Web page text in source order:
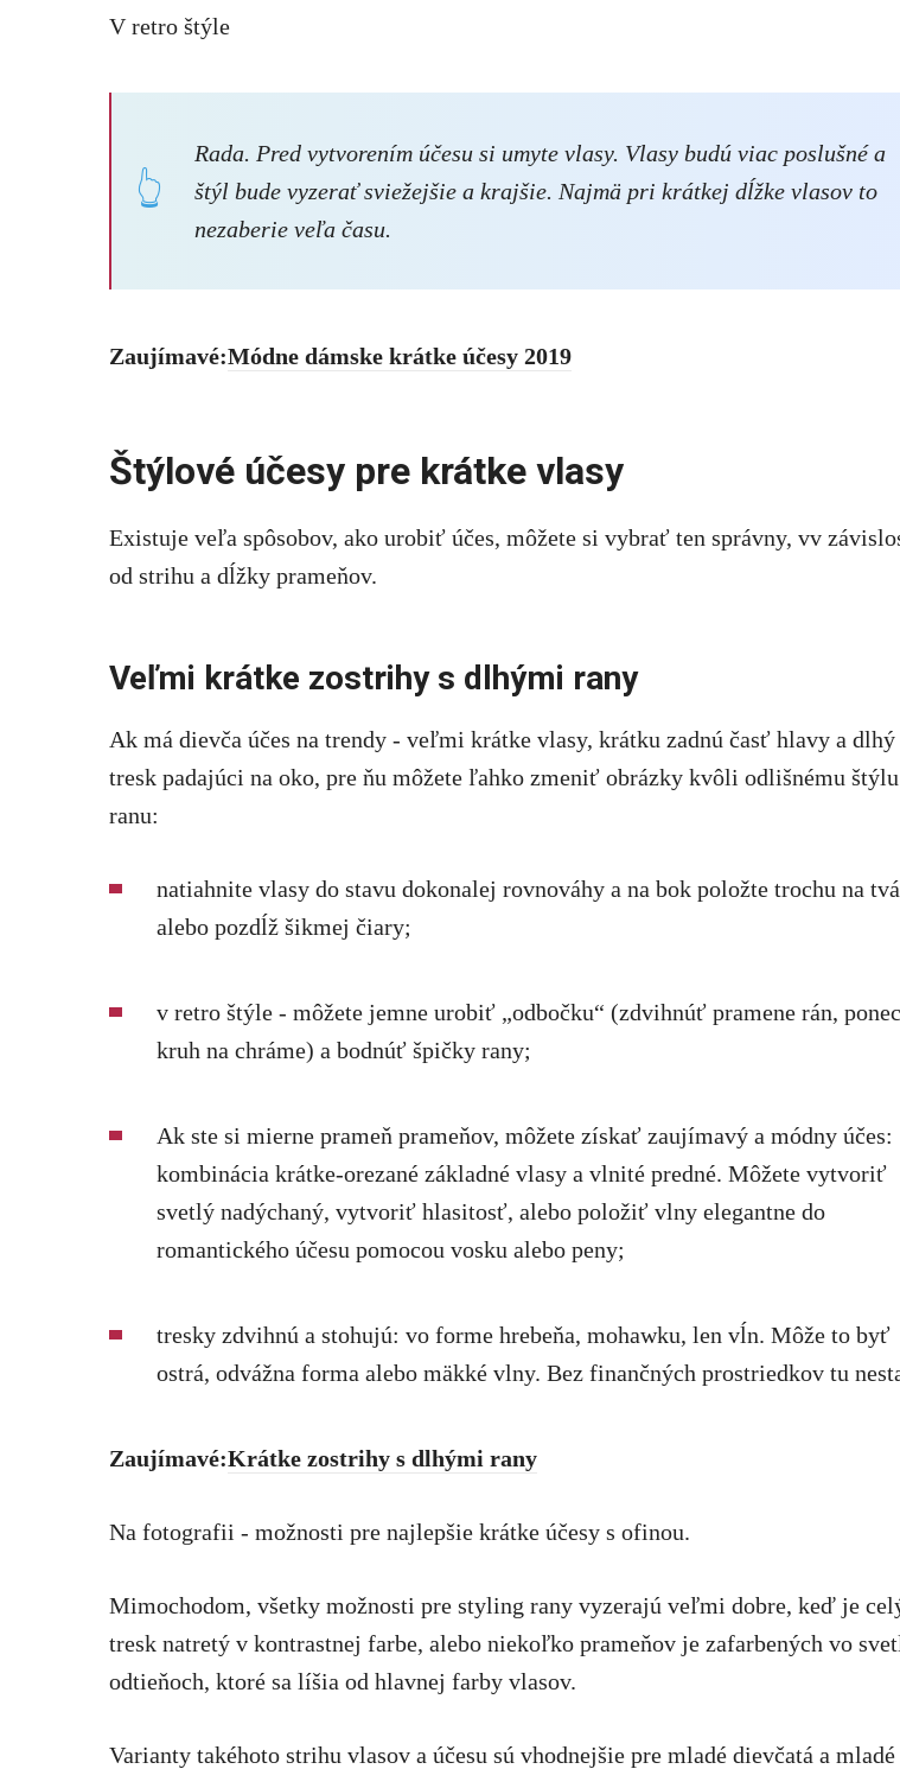
V retro štýle
Rada. Pred vytvorením účesu si umyte vlasy. Vlasy budú viac poslušné a
štýl bude vyzerať sviežejšie a krajšie. Najmä pri krátkej dĺžke vlasov to
nezaberie veľa času.
Zaujímavé:Módne dámske krátke účesy 2019
Štýlové účesy pre krátke vlasy
Existuje veľa spôsobov, ako urobiť účes, môžete si vybrať ten správny, vv
od strihu a dĺžky prameňov.
Veľmi krátke zostrihy s dlhými rany
Ak má dievča účes na trendy - veľmi krátke vlasy, krátku zadnú časť hlavy a dlhý
tresk padajúci na oko, pre ňu môžete ľahko zmeniť obrázky kvôli odlišnému štýlu
ranu:
natiahnite vlasy do stavu dokonalej rovnováhy a na bok položte trochu na
alebo pozdĺž šikmej čiary;
v retro štýle - môžete jemne urobiť „odbočku“ (zdvihnúť pramene rán,
kruh na chráme) a bodnúť špičky rany;
Ak ste si mierne prameň prameňov, môžete získať zaujímavý a módny účes:
kombinácia krátke-orezané základné vlasy a vlnité predné. Môžete vytvoriť
svetlý nadýchaný, vytvoriť hlasitosť, alebo položiť vlny elegantne do
romantického účesu pomocou vosku alebo peny;
tresky zdvihnú a stohujú: vo forme hrebeňa, mohawku, len vĺn. Môže to byť
ostrá, odvážna forma alebo mäkké vlny. Bez finančných prostriedkov tu
Zaujímavé:Krátke zostrihy s dlhými rany
Na fotografii - možnosti pre najlepšie krátke účesy s ofinou.
Mimochodom, všetky možnosti pre styling rany vyzerajú veľmi dobre, keď je
tresk natretý v kontrastnej farbe, alebo niekoľko prameňov je zafarbených vo
odtieňoch, ktoré sa líšia od hlavnej farby vlasov.
Varianty takéhoto strihu vlasov a účesu sú vhodnejšie pre mladé dievčatá a mladé